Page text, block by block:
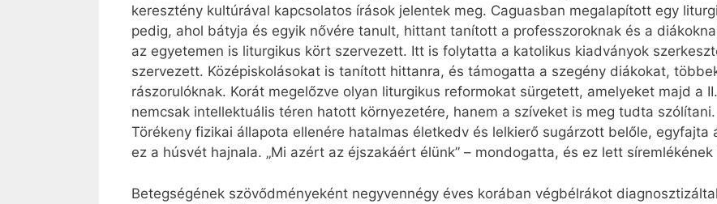
keresztény kultúrával kapcsolatos írások jelentek meg. Caguasban megalapított egy
pedig, ahol bátyja és egyik nővére tanult, hittant tanított a professzoroknak és a
az egyetemen is liturgikus kört szervezett. Itt is folytatta a katolikus kiadványok
szervezett. Középiskolásokat is tanított hittanra, és támogatta a szegény diákokat,
rászorulóknak. Korát megelőzve olyan liturgikus reformokat sürgetett, amelyeket majd a
nemcsak intellektuális téren hatott környezetére, hanem a szíveket is meg tudta
Törékeny fizikai állapota ellenére hatalmas életkedv és lelkierő sugárzott belőle, egyfajta
ez a húsvét hajnala. „Mi azért az éjszakáért élünk” – mondogatta, és ez lett
Betegségének szövődményeként negyvennégy éves korában végbélrákot